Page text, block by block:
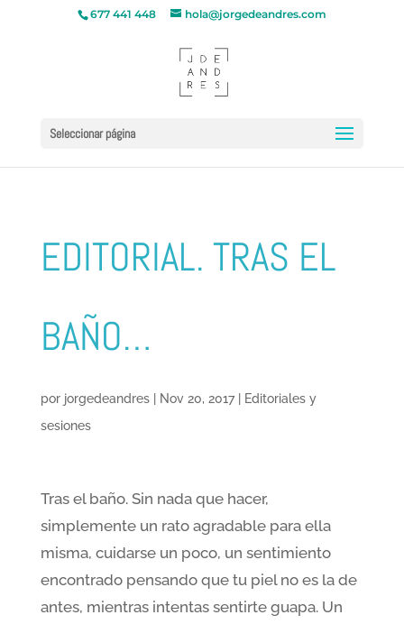
677 441 448 hola@jorgedeandres.com
Seleccionar página
EDITORIAL. TRAS EL
BAÑO…
por jorgedeandres| Nov 20, 2017|
Editoriales y
sesiones
Tras el baño. Sin nada que hacer,
simplemente un rato agradable para ella
misma, cuidarse un poco, un sentimiento
encontrado pensando que tu piel no es la de
antes, mientras intentas sentirte guapa. Un